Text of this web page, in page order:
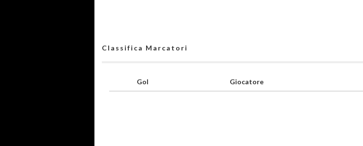
Classifica Marcatori
Gol Giocatore